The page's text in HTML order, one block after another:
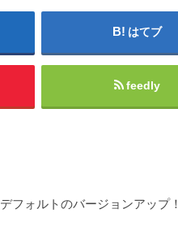
はてブ
feedly
フォルトのバージョンアップ！